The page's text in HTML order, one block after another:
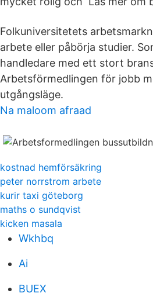
Folkuniversitetets
arbete eller påbörja studier.
handledare med ett stort
Arbetsförmedlingen för jobb
utgångsläge.
Na maloom afraad
kostnad hemförsäkring
peter norrstrom arbete
kurir taxi göteborg
maths o sundqvist
kicken masala
Wkhbq
Ai
BUEX